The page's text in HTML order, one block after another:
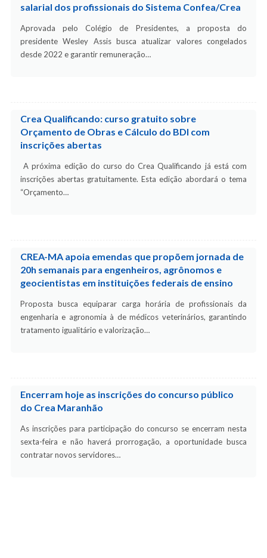
salarial dos profissionais do Sistema Confea/Crea
Aprovada pelo Colégio de Presidentes, a proposta do
presidente Wesley Assis busca atualizar valores congelados
desde 2022 e garantir remuneração…
Crea Qualificando: curso gratuito sobre
Orçamento de Obras e Cálculo do BDI com
inscrições abertas
A próxima edição do curso do Crea Qualificando já está com
inscrições abertas gratuitamente. Esta edição abordará o tema
“Orçamento…
CREA-MA apoia emendas que propõem jornada de
20h semanais para engenheiros, agrônomos e
geocientistas em instituições federais de ensino
Proposta busca equiparar carga horária de profissionais da
engenharia e agronomia à de médicos veterinários, garantindo
tratamento igualitário e valorização…
Encerram hoje as inscrições do concurso público
do Crea Maranhão
As inscrições para participação do concurso se encerram nesta
sexta-feira e não haverá prorrogação, a oportunidade busca
contratar novos servidores…